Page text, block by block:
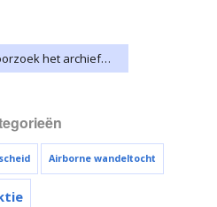
Airborne wandeltocht